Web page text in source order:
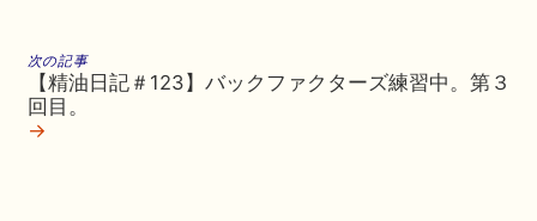
次の記事
【精油日記＃123】バックファクターズ練習中。第３
回目。
→